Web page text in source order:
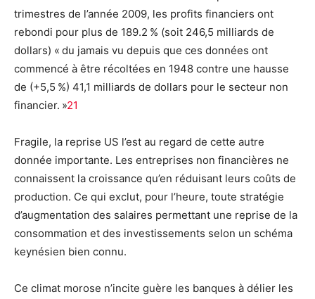
trimestres de l’année 2009, les profits financiers ont
rebondi pour plus de 189.2 % (soit 246,5 milliards de
dollars) « du jamais vu depuis que ces données ont
commencé à être récoltées en 1948 contre une hausse
de (+5,5 %) 41,1 milliards de dollars pour le secteur non
financier. »21
Fragile, la reprise US l’est au regard de cette autre
donnée importante. Les entreprises non financières ne
connaissent la croissance qu’en réduisant leurs coûts de
production. Ce qui exclut, pour l’heure, toute stratégie
d’augmentation des salaires permettant une reprise de la
consommation et des investissements selon un schéma
keynésien bien connu.
Ce climat morose n’incite guère les banques à délier les